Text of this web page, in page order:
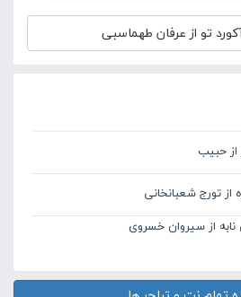
تو از عرفان طهماسبی
از حبیب
تورج شعبانخانی
از سیروان خسروی